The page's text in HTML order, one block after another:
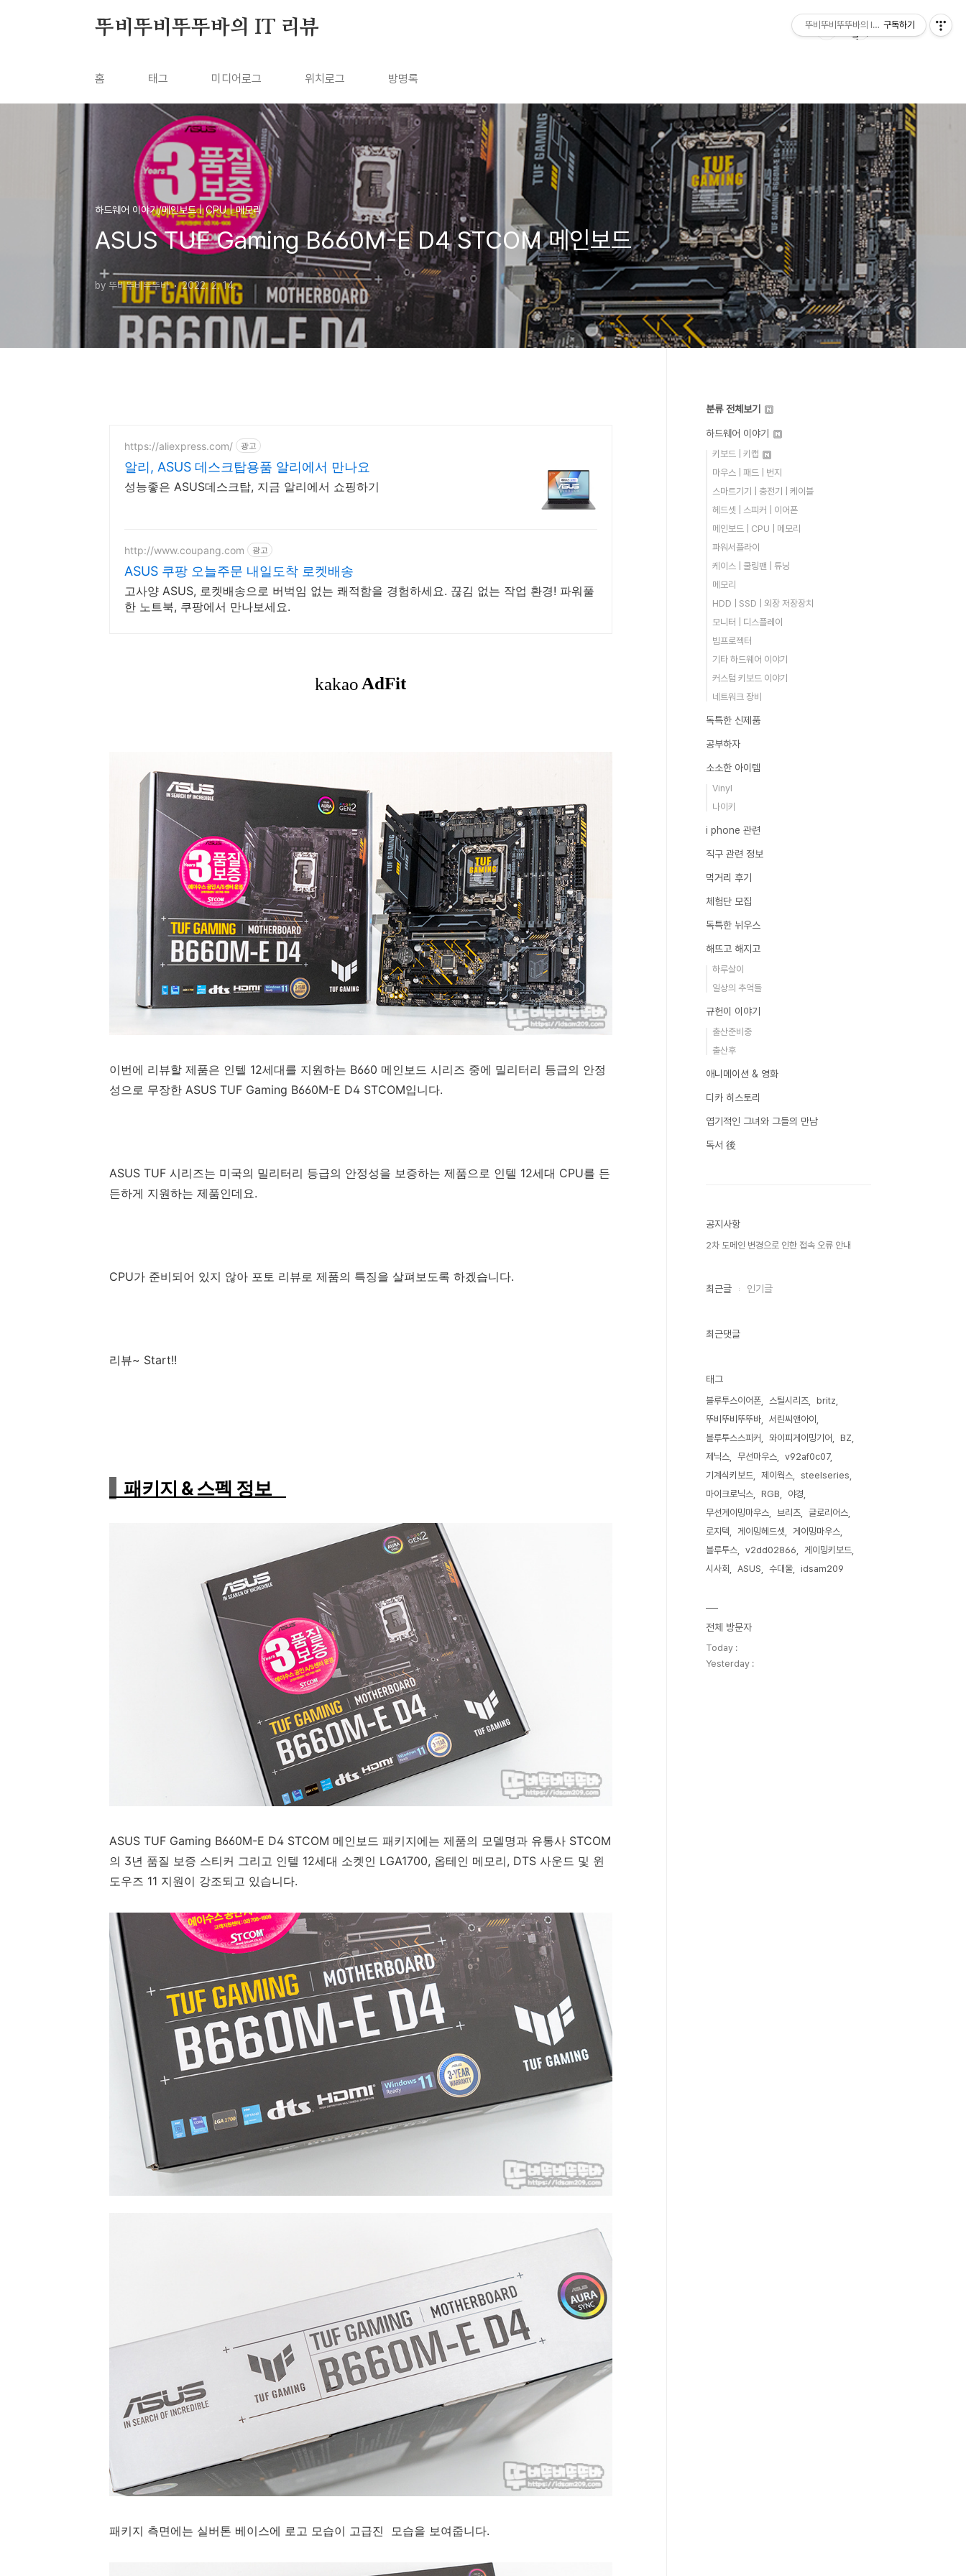
뚜비뚜비뚜뚜바의 IT 리뷰
홈 태그 미디어로그 위치로그 방명록
하드웨어 이야기/메인보드 | CPU | 메모리
ASUS TUF Gaming B660M-E D4 STCOM 메인보드
by 뚜비뚜비뚜뚜바 2022. 2. 14.
https://aliexpress.com/ 광고
알리, ASUS 데스크탑용품 알리에서 만나요
성능좋은 ASUS데스크탑, 지금 알리에서 쇼핑하기
http://www.coupang.com 광고
ASUS 쿠팡 오늘주문 내일도착 로켓배송
고사양 ASUS, 로켓배송으로 버벅임 없는 쾌적함을 경험하세요. 끊김 없는 작업 환경! 파워풀
한 노트북, 쿠팡에서 만나보세요.
이번에 리뷰할 제품은 인텔 12세대를 지원하는 B660 메인보드 시리즈 중에 밀리터리 등급의 안정
성으로 무장한 ASUS TUF Gaming B660M-E D4 STCOM입니다.
ASUS TUF 시리즈는 미국의 밀리터리 등급의 안정성을 보증하는 제품으로 인텔 12세대 CPU를 든
든하게 지원하는 제품인데요.
CPU가 준비되어 있지 않아 포토 리뷰로 제품의 특징을 살펴보도록 하겠습니다.
리뷰~ Start!!
패키지 & 스펙 정보
ASUS TUF Gaming B660M-E D4 STCOM 메인보드 패키지에는 제품의 모델명과 유통사 STCOM
의 3년 품질 보증 스티커 그리고 인텔 12세대 소켓인 LGA1700, 옵테인 메모리, DTS 사운드 및 윈
도우즈 11 지원이 강조되고 있습니다.
패키지 측면에는 실버톤 베이스에 로고 모습이 고급진 모습을 보여줍니다.
분류 전체보기
하드웨어 이야기
키보드 | 키캡
마우스 | 패드 | 번지
스마트기기 | 충전기 | 케이블
헤드셋 | 스피커 | 이어폰
메인보드 | CPU | 메모리
파워서플라이
케이스 | 쿨링팬 | 튜닝
메모리
HDD | SSD | 외장 저장장치
모니터 | 디스플레이
빔프로젝터
기타 하드웨어 이야기
커스텀 키보드 이야기
네트워크 장비
독특한 신제품
공부하자
소소한 아이템
Vinyl
나이키
i phone 관련
직구 관련 정보
먹거리 후기
체험단 모집
독특한 뉘우스
해뜨고 해지고
하루살이
일상의 추억들
규헌이 이야기
출산준비중
출산후
애니메이션 & 영화
디카 히스토리
엽기적인 그녀와 그들의 만남
독서 後
공지사항
2차 도메인 변경으로 인한 접속 오류 안내
최근글 인기글
최근댓글
태그
블루투스이어폰 스틸시리즈
britz
뚜비뚜비뚜뚜바
서린씨앤아이
블루투스스피커
와이피게이밍기어
BZ
제닉스
무선마우스
v92af0c07
기계식키보드
제이웍스
steelseries
마이크로닉스
RGB
야경
무선게이밍마우스
브리츠
글로리어스
로지텍
게이밍헤드셋
게이밍마우스
블루투스
v2dd02866
게이밍키보드
시사회
ASUS 수대울 idsam209
전체 방문자
Today :
Yesterday :
뚜비뚜비뚜뚜바의 IT 리뷰구독하기